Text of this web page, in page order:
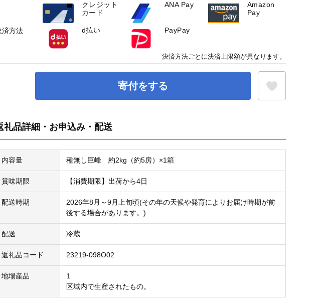
寄付をする
礼品詳細・お申込み・配送
内容量 種無し巨峰 約2kg（約5房）×1箱
賞味期限 【消費期限】出荷から4日
配送時期
2026年8月～9月上旬頃(その年の天候や発育によりお届け時期が前
後する場合があります。)
配送 冷蔵
返礼品コード 23219-098O02
地場産品
1
区域内で生産されたもの。
済方法
クレジット
カード
ANA Pay
Amazon
Pay
d払い PayPay
決済方法ごとに決済上限額が異なります。